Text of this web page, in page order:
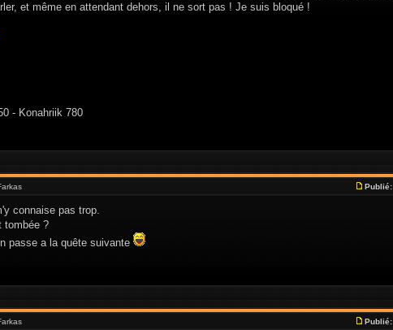
et même en attendant dehors, il ne sort pas ! Je suis bloqué !
- Konahriik 780
Publié:
connaise pas trop.
tombée ?
passe a la quête suivante
Publié: